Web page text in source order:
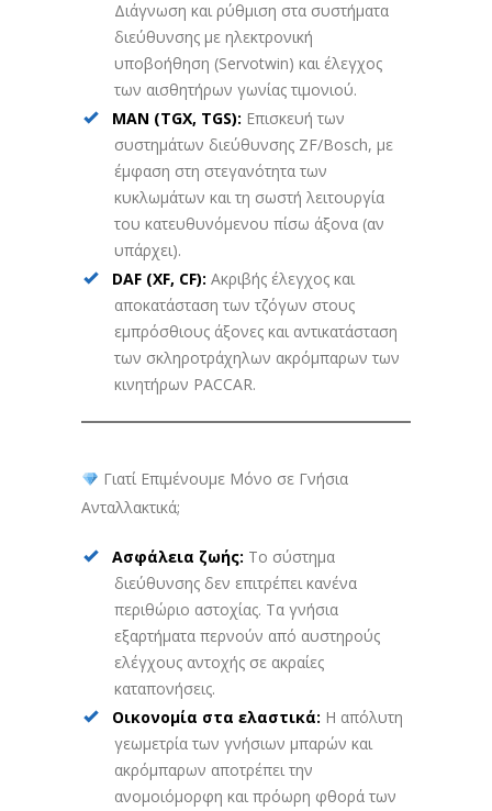
Διάγνωση και ρύθμιση στα συστήματα
διεύθυνσης με ηλεκτρονική
υποβοήθηση (Servotwin) και έλεγχος
των αισθητήρων γωνίας τιμονιού.
MAN (TGX, TGS): Επισκευή των
συστημάτων διεύθυνσης ZF/Bosch, με
έμφαση στη στεγανότητα των
κυκλωμάτων και τη σωστή λειτουργία
του κατευθυνόμενου πίσω άξονα (αν
υπάρχει).
DAF (XF, CF): Ακριβής έλεγχος και
αποκατάσταση των τζόγων στους
εμπρόσθιους άξονες και αντικατάσταση
των σκληροτράχηλων ακρόμπαρων των
κινητήρων PACCAR.
Γιατί Επιμένουμε Μόνο σε Γνήσια
Ανταλλακτικά;
Ασφάλεια ζωής: Το σύστημα
διεύθυνσης δεν επιτρέπει κανένα
περιθώριο αστοχίας. Τα γνήσια
εξαρτήματα περνούν από αυστηρούς
ελέγχους αντοχής σε ακραίες
καταπονήσεις.
Οικονομία στα ελαστικά: Η απόλυτη
γεωμετρία των γνήσιων μπαρών και
ακρόμπαρων αποτρέπει την
ανομοιόμορφη και πρόωρη φθορά των